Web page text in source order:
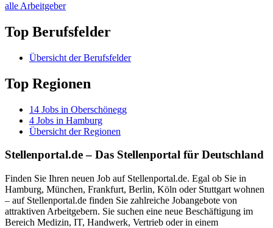
alle Arbeitgeber
Top Berufsfelder
Übersicht der Berufsfelder
Top Regionen
14 Jobs in Oberschönegg
4 Jobs in Hamburg
Übersicht der Regionen
Stellenportal.de – Das Stellenportal für Deutschland
Finden Sie Ihren neuen Job auf Stellenportal.de. Egal ob Sie in
Hamburg, München, Frankfurt, Berlin, Köln oder Stuttgart wohnen
– auf Stellenportal.de finden Sie zahlreiche Jobangebote von
attraktiven Arbeitgebern. Sie suchen eine neue Beschäftigung im
Bereich Medizin, IT, Handwerk, Vertrieb oder in einem